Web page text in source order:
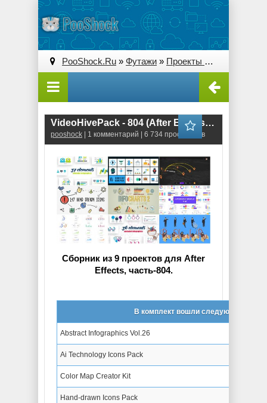
PooShock.Ru » Футажи » Проекты After Effects
VideoHivePack - 804 (After Effects Projects Pack) - [Infographics]
pooshock | 1 комментарий | 6 734 просмотров
Сборник из 9 проектов для After
Effects, часть-804.
В комплект вошли следующие
Abstract Infographics Vol.26
Ai Technology Icons Pack
Color Map Creator Kit
Hand-drawn Icons Pack